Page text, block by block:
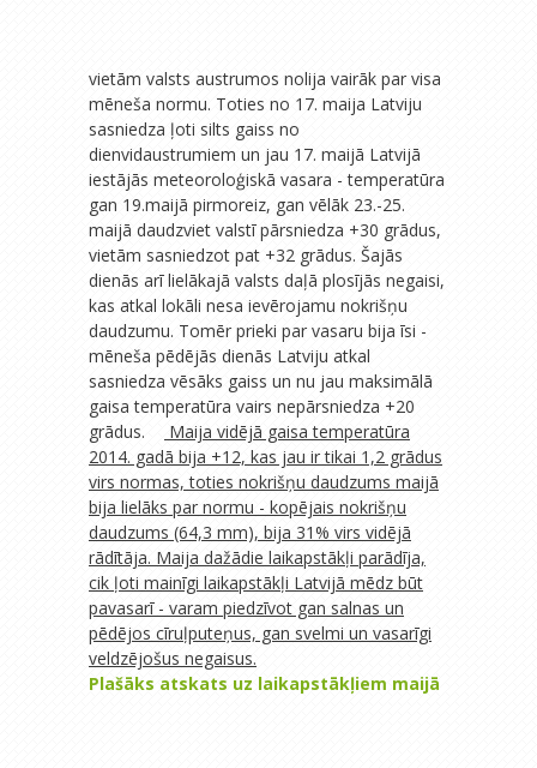
vietām valsts austrumos nolija vairāk par visa
mēneša normu. Toties no 17. maija Latviju
sasniedza ļoti silts gaiss no
dienvidaustrumiem un jau 17. maijā Latvijā
iestājās meteoroloģiskā vasara - temperatūra
gan 19.maijā pirmoreiz, gan vēlāk 23.-25.
maijā daudzviet valstī pārsniedza +30 grādus,
vietām sasniedzot pat +32 grādus. Šajās
dienās arī lielākajā valsts daļā plosījās negaisi,
kas atkal lokāli nesa ievērojamu nokrišņu
daudzumu. Tomēr prieki par vasaru bija īsi -
mēneša pēdējās dienās Latviju atkal
sasniedza vēsāks gaiss un nu jau maksimālā
gaisa temperatūra vairs nepārsniedza +20
grādus.
Maija vidējā gaisa temperatūra
2014. gadā bija +12, kas jau ir tikai 1,2 grādus
virs normas, toties nokrišņu daudzums maijā
bija lielāks par normu - kopējais nokrišņu
daudzums (64,3 mm), bija 31% virs vidējā
rādītāja. Maija dažādie laikapstākļi parādīja,
cik ļoti mainīgi laikapstākļi Latvijā mēdz būt
pavasarī - varam piedzīvot gan salnas un
pēdējos cīruļputeņus, gan svelmi un vasarīgi
veldzējošus negaisus.
Plašāks atskats uz laikapstākļiem maijā